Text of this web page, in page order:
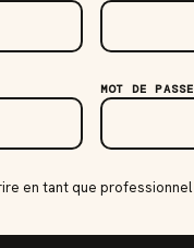
MOT DE PASSE
en tant que professionnel